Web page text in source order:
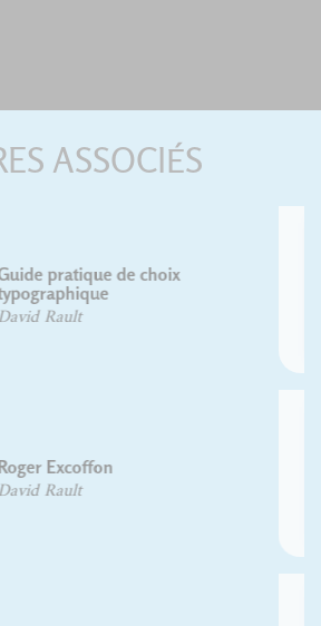
ASSOCIÉS
L'homme et ses signes
Adrian Frutiger
Histoire de l'écriture
typographique, le XVIIIe siècle, II/II
Yves Perrousseaux